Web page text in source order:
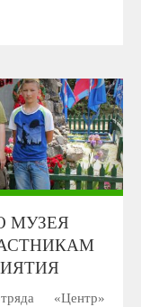
МУЗЕЯ
«Центр»